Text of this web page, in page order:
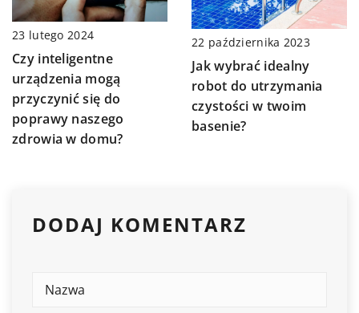
23 lutego 2024
Czy inteligentne
urządzenia mogą
przyczynić się do
poprawy naszego
zdrowia w domu?
22 października 2023
Jak wybrać idealny
robot do utrzymania
czystości w twoim
basenie?
DODAJ KOMENTARZ